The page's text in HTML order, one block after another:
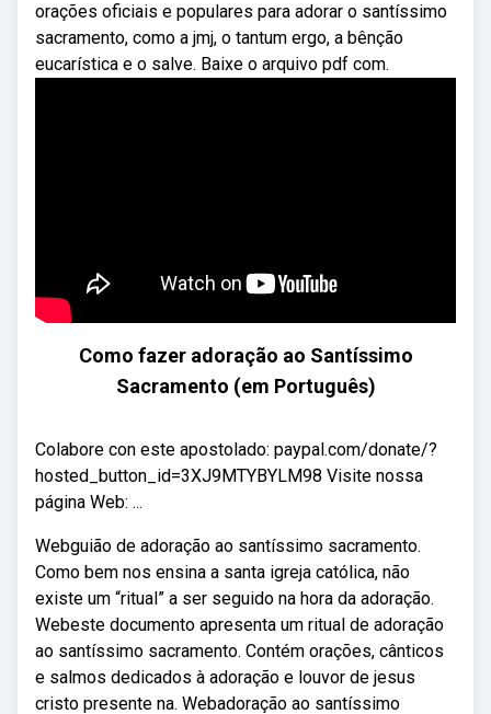
orações oficiais e populares para adorar o santíssimo
sacramento, como a jmj, o tantum ergo, a bênção
eucarística e o salve. Baixe o arquivo pdf com.
Como fazer adoração ao Santíssimo
Sacramento (em Português)
Colabore con este apostolado: paypal.com/donate/?
hosted_button_id=3XJ9MTYBYLM98 Visite nossa
página Web: ...
Webguião de adoração ao santíssimo sacramento.
Como bem nos ensina a santa igreja católica, não
existe um “ritual” a ser seguido na hora da adoração.
Webeste documento apresenta um ritual de adoração
ao santíssimo sacramento. Contém orações, cânticos
e salmos dedicados à adoração e louvor de jesus
cristo presente na. Webadoração ao santíssimo